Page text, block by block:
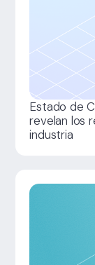
Estado de
revelan los
industria